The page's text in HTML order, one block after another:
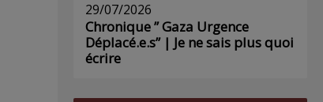
29/07/2026
Chronique ” Gaza Urgence
Déplacé.e.s” | Je ne sais plus quoi
écrire